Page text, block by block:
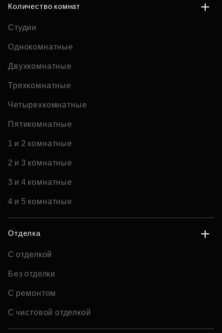
Количество комнат
Студии
Однокомнатные
Двухкомнатные
Трехкомнатные
Четырехкомнатные
Пятикомнатные
1 и 2 комнатные
2 и 3 комнатные
3 и 4 комнатные
4 и 5 комнатные
Отделка
С отделкой
Без отделки
С ремонтом
С чистовой отделкой